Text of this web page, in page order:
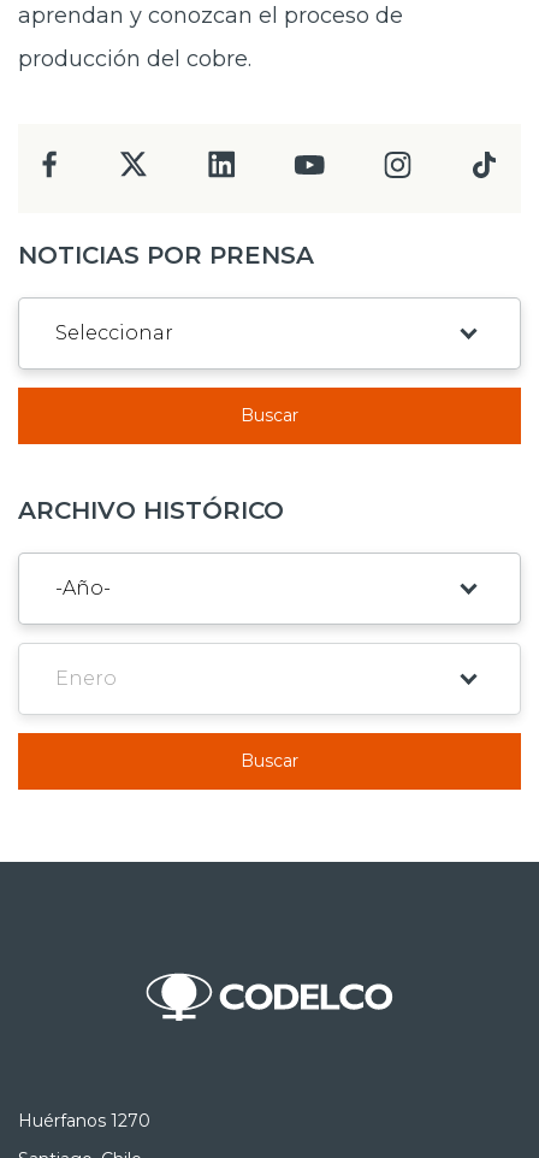
aprendan y conozcan el proceso de
producción del cobre.
NOTICIAS POR PRENSA
Buscar
ARCHIVO HISTÓRICO
Buscar
Huérfanos 1270